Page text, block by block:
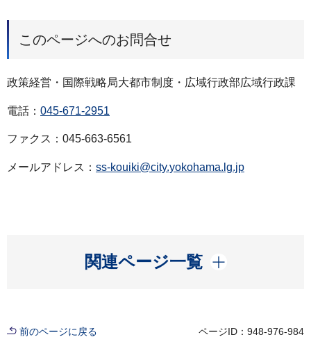
このページへのお問合せ
政策経営・国際戦略局大都市制度・広域行政部広域行政課
電話： 045-671-2951
ファクス：045-663-6561
メールアドレス： ss-kouiki@city.yokohama.lg.jp
関連ページ一覧
開く
前のページに戻る ページID：948-976-984